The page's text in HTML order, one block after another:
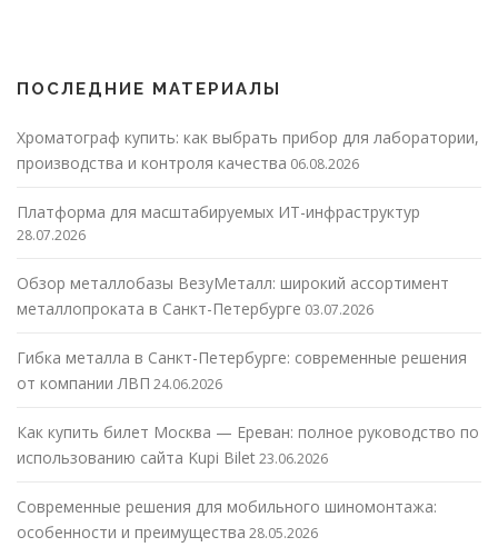
ПОСЛЕДНИЕ МАТЕРИАЛЫ
Хроматограф купить: как выбрать прибор для лаборатории,
производства и контроля качества 06.08.2026
Платформа для масштабируемых ИТ-инфраструктур
28.07.2026
Обзор металлобазы ВезуМеталл: широкий ассортимент
металлопроката в Санкт-Петербурге 03.07.2026
Гибка металла в Санкт-Петербурге: современные решения
от компании ЛВП 24.06.2026
Как купить билет Москва — Ереван: полное руководство по
использованию сайта Kupi Bilet23.06.2026
Современные решения для мобильного шиномонтажа:
особенности и преимущества 28.05.2026